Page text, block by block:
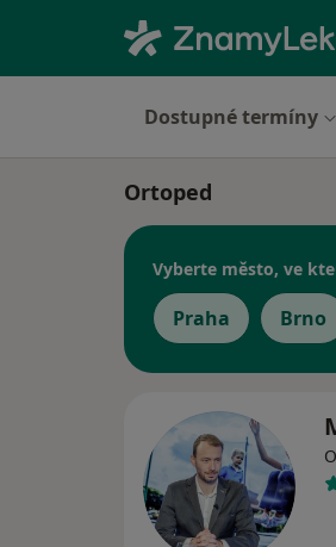
Dostupné termíny
Ortoped
Vyberte město, ve
Praha Brno